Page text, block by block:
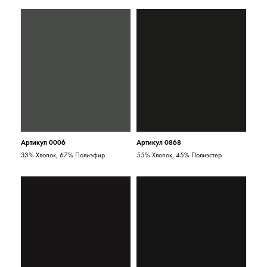
Артикул 0006
33% Хлопок, 67% Полиэфир
Артикул 0868
55% Хлопок, 45% Полиэстер